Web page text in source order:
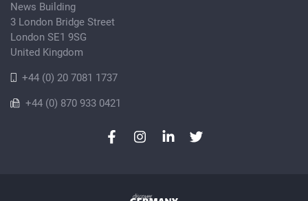
News Building
3 London Bridge Street
London SE1 9SG
United Kingdom
+44 (0) 20 7081 1737
+44 (0) 870 933 0421